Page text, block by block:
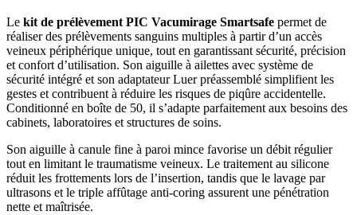
Le kit de prélèvement PIC Vacumirage Smartsafe permet de
réaliser des prélèvements sanguins multiples à partir d’un accès
veineux périphérique unique, tout en garantissant sécurité, précision
et confort d’utilisation. Son aiguille à ailettes avec système de
sécurité intégré et son adaptateur Luer préassemblé simplifient les
gestes et contribuent à réduire les risques de piqûre accidentelle.
Conditionné en boîte de 50, il s’adapte parfaitement aux besoins des
cabinets, laboratoires et structures de soins.
Son aiguille à canule fine à paroi mince favorise un débit régulier
tout en limitant le traumatisme veineux. Le traitement au silicone
réduit les frottements lors de l’insertion, tandis que le lavage par
ultrasons et le triple affûtage anti-coring assurent une pénétration
nette et maîtrisée.